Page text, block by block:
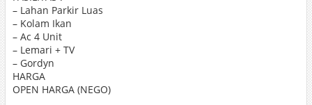
– Lahan Parkir Luas
– Kolam Ikan
– Ac 4 Unit
– Lemari + TV
– Gordyn
HARGA
OPEN HARGA (NEGO)